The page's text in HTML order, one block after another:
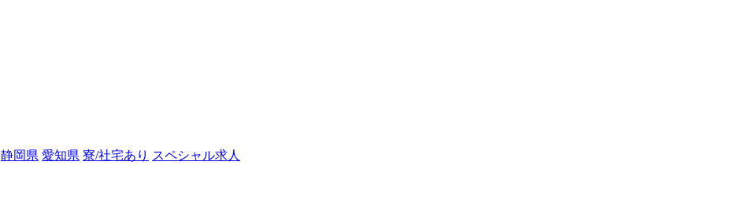
静岡県 愛知県 寮/社宅あり スペシャル求人